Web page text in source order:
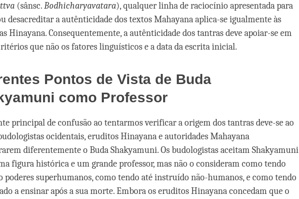
(sânsc.Bodhicharyavatara), qualquer linha de raciocínio apresentada para
desacreditar a autênticidade dos textos Mahayana aplica-se igualmente às
Hinayana. Consequentemente, a autênticidade dos tantras deve apoiar-se em
que não os fatores linguísticos e a data da escrita inicial.
Pontos de Vista de Buda
como Professor
principal de confusão ao tentarmos verificar a origem dos tantras deve-se ao
ocidentais, eruditos Hinayana e autoridades Mahayana
diferentemente o Buda Shakyamuni. Os budologistas aceitam Shakyamuni
figura histórica e um grande professor, mas não o consideram como tendo
poderes superhumanos, como tendo até instruído não-humanos, e como tendo
a ensinar após a sua morte. Embora os eruditos Hinayana concedam que o